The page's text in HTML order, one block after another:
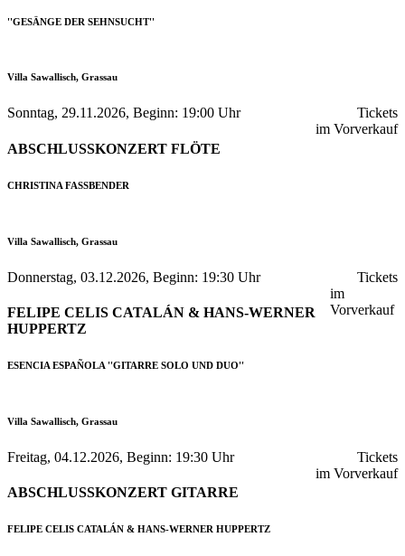
''GESÄNGE DER SEHNSUCHT''
Villa Sawallisch, Grassau
Sonntag, 29.11.2026, Beginn: 19:00 Uhr Tickets
ABSCHLUSSKONZERT FLÖTE
CHRISTINA FASSBENDER
im Vorverkauf
Villa Sawallisch, Grassau
Donnerstag, 03.12.2026, Beginn: 19:30 Uhr Tickets
FELIPE CELIS CATALÁN & HANS-WERNER
HUPPERTZ
ESENCIA ESPAÑOLA ''GITARRE SOLO UND DUO''
im
Vorverkauf
Villa Sawallisch, Grassau
Freitag, 04.12.2026, Beginn: 19:30 Uhr Tickets
ABSCHLUSSKONZERT GITARRE
FELIPE CELIS CATALÁN & HANS-WERNER HUPPERTZ
im Vorverkauf